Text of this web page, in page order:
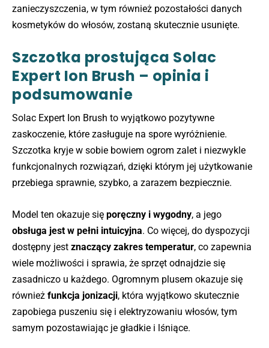
zanieczyszczenia, w tym również pozostałości danych
kosmetyków do włosów, zostaną skutecznie usunięte.
Szczotka prostująca Solac
Expert Ion Brush – opinia i
podsumowanie
Solac Expert Ion Brush to wyjątkowo pozytywne
zaskoczenie, które zasługuje na spore wyróżnienie.
Szczotka kryje w sobie bowiem ogrom zalet i niezwykle
funkcjonalnych rozwiązań, dzięki którym jej użytkowanie
przebiega sprawnie, szybko, a zarazem bezpiecznie.
Model ten okazuje się poręczny i wygodny, a jego
obsługa jest w pełni intuicyjna. Co więcej, do dyspozycji
dostępny jest znaczący zakres temperatur, co zapewnia
wiele możliwości i sprawia, że sprzęt odnajdzie się
zasadniczo u każdego. Ogromnym plusem okazuje się
również funkcja jonizacji, która wyjątkowo skutecznie
zapobiega puszeniu się i elektryzowaniu włosów, tym
samym pozostawiając je gładkie i lśniące.